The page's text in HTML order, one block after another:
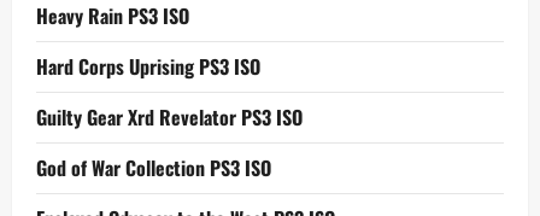
Heavy Rain PS3 ISO
Hard Corps Uprising PS3 ISO
Guilty Gear Xrd Revelator PS3 ISO
God of War Collection PS3 ISO